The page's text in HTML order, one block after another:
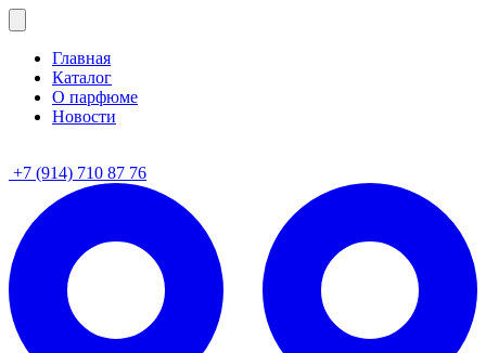
Главная
Каталог
О парфюме
Новости
+7 (914) 710 87 76